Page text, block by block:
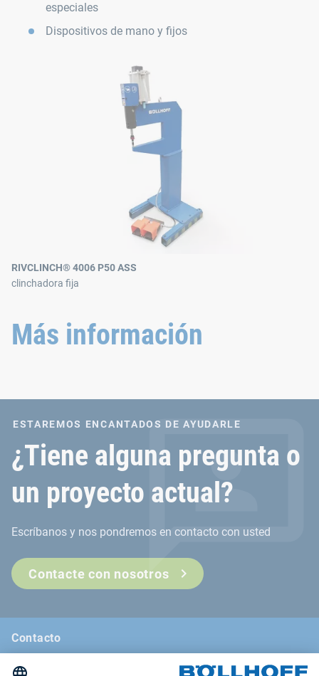
especiales
Dispositivos de mano y fijos
RIVCLINCH® 4006 P50 ASS
clinchadora fija
Más información
ESTAREMOS ENCANTADOS DE AYUDARLE
¿Tiene alguna pregunta o
un proyecto actual?
Escríbanos y nos pondremos en contacto con usted
Contacte con nosotros
Contacto
Noticias